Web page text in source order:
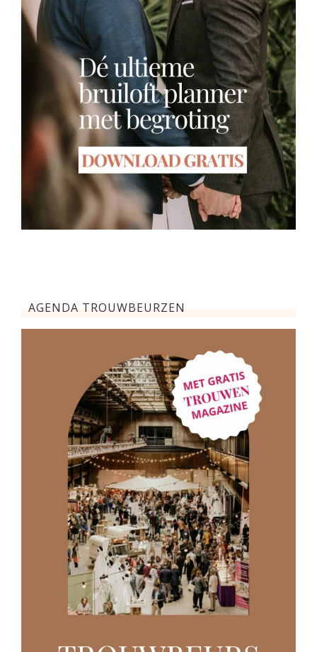
AGENDA TROUWBEURZEN